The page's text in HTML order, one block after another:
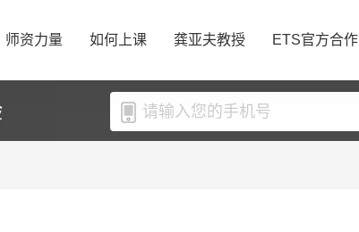
师资力量 如何上课 龚亚夫教授 ETS官方合作